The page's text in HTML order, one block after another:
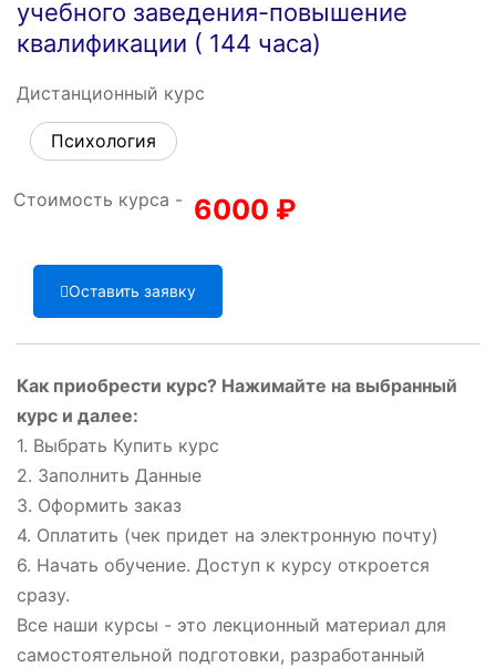
учебного заведения-повышение
квалификации ( 144 часа)
Дистанционный курс
Психология
Стоимость курса - 6000 ₽
Оставить заявку
Как приобрести курс? Нажимайте на выбранный
курс и далее:
1. Выбрать Купить курс
2. Заполнить Данные
3. Оформить заказ
4. Оплатить (чек придет на электронную почту)
6. Начать обучение. Доступ к курсу откроется
сразу.
Все наши курсы - это лекционный материал для
самостоятельной подготовки, разработанный